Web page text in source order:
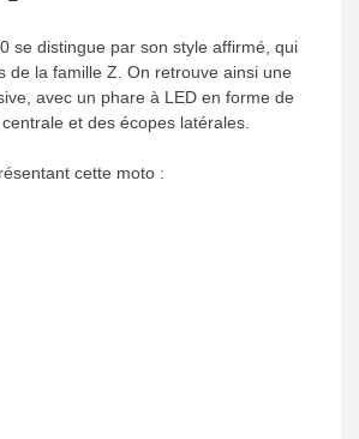
se distingue par son style affirmé, qui
de la famille Z. On retrouve ainsi une
avec un phare à LED en forme de
et des écopes latérales.
cette moto :